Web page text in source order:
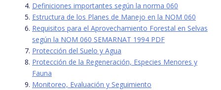
Definiciones importantes según la norma 060
Estructura de los Planes de Manejo en la NOM 060
Requisitos para el Aprovechamiento Forestal en Selvas
según la NOM 060 SEMARNAT 1994 PDF
Protección del Suelo y Agua
Protección de la Regeneración, Especies Menores y
Fauna
Monitoreo, Evaluación y Seguimiento